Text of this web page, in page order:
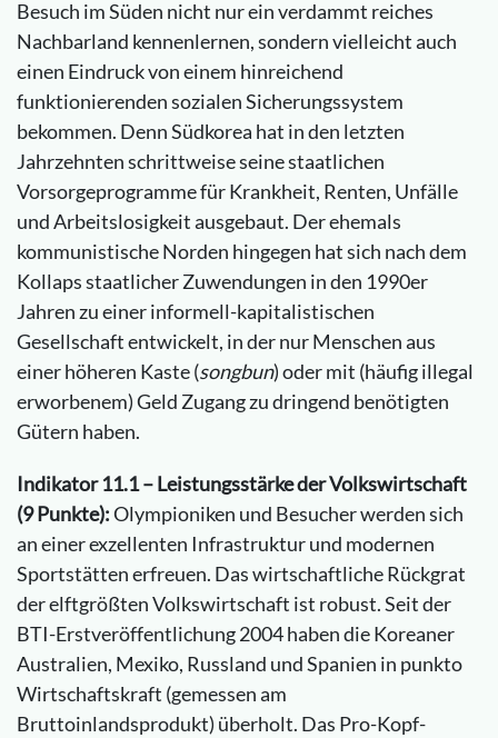
Besuch im Süden nicht nur ein verdammt reiches
Nachbarland kennenlernen, sondern vielleicht auch
einen Eindruck von einem hinreichend
funktionierenden sozialen Sicherungssystem
bekommen. Denn Südkorea hat in den letzten
Jahrzehnten schrittweise seine staatlichen
Vorsorgeprogramme für Krankheit, Renten, Unfälle
und Arbeitslosigkeit ausgebaut. Der ehemals
kommunistische Norden hingegen hat sich nach dem
Kollaps staatlicher Zuwendungen in den 1990er
Jahren zu einer informell-kapitalistischen
Gesellschaft entwickelt, in der nur Menschen aus
einer höheren Kaste (songbun) oder mit (häufig illegal
erworbenem) Geld Zugang zu dringend benötigten
Gütern haben.
Indikator 11.1 – Leistungsstärke der Volkswirtschaft
(9 Punkte):Olympioniken und Besucher werden sich
an einer exzellenten Infrastruktur und modernen
Sportstätten erfreuen. Das wirtschaftliche Rückgrat
der elftgrößten Volkswirtschaft ist robust. Seit der
BTI-Erstveröffentlichung 2004 haben die Koreaner
Australien, Mexiko, Russland und Spanien in punkto
Wirtschaftskraft (gemessen am
Bruttoinlandsprodukt) überholt. Das Pro-Kopf-